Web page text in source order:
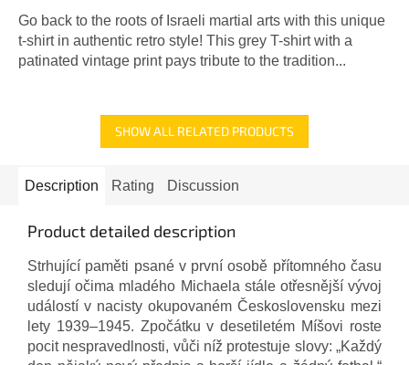
Go back to the roots of Israeli martial arts with this unique
t-shirt in authentic retro style! This grey T-shirt with a
patinated vintage print pays tribute to the tradition...
SHOW ALL RELATED PRODUCTS
Description Rating Discussion
Product detailed description
Strhující paměti psané v první osobě přítomného času
sledují očima mladého Michaela stále otřesnější vývoj
událostí v nacisty okupovaném Československu mezi
lety 1939–1945. Zpočátku v desetiletém Míšovi roste
pocit nespravedlnosti, vůči níž protestuje slovy: „Každý